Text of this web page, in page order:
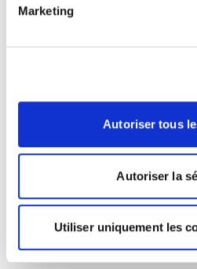
Marketing
Autoriser tous
Autoriser la
Utiliser uniquement les